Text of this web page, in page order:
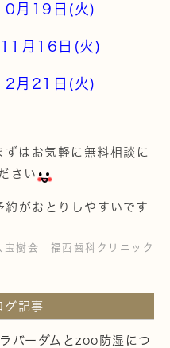
月19日(火)
月16日(火)
月21日(火)
はお気軽に無料相談に
さい
約がおとりしやすいです
宝樹会 福西歯科クリニック
グ記事
バーダムとzoo防湿につ